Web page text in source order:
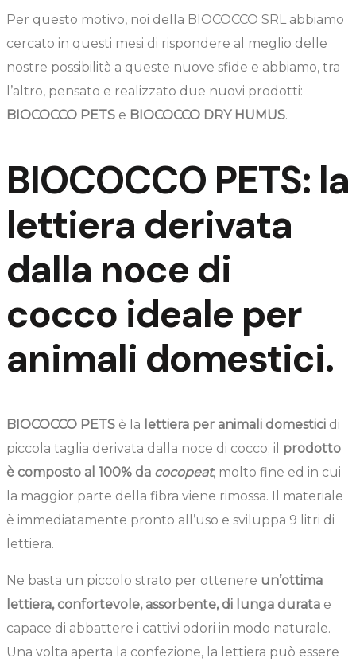
Per questo motivo, noi della BIOCOCCO SRL abbiamo
cercato in questi mesi di rispondere al meglio delle
nostre possibilità a queste nuove sfide e abbiamo, tra
l’altro, pensato e realizzato due nuovi prodotti:
BIOCOCCO PETS e BIOCOCCO DRY HUMUS.
BIOCOCCO PETS: la
lettiera derivata
dalla noce di
cocco ideale per
animali domestici.
BIOCOCCO PETS è la lettiera per animali domestici di
piccola taglia derivata dalla noce di cocco; il prodotto
è composto al 100% da cocopeat, molto fine ed in cui
la maggior parte della fibra viene rimossa. Il materiale
è immediatamente pronto all’uso e sviluppa 9 litri di
lettiera.
Ne basta un piccolo strato per ottenere un’ottima
lettiera, confortevole, assorbente, di lunga durata e
capace di abbattere i cattivi odori in modo naturale.
Una volta aperta la confezione, la lettiera può essere